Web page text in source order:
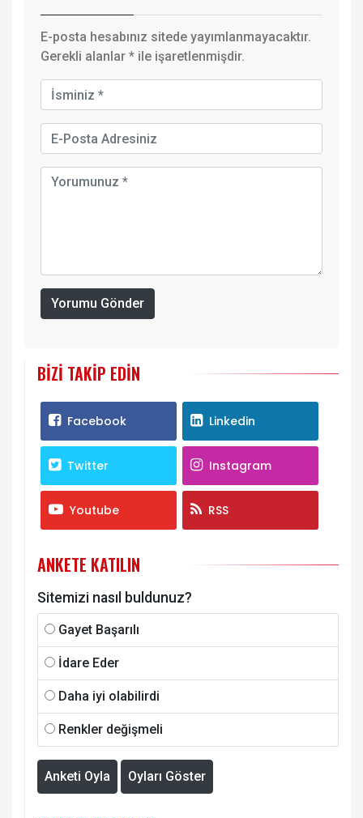
E-posta hesabınız sitede yayımlanmayacaktır.
Gerekli alanlar * ile işaretlenmişdir.
Yorumu Gönder
BIZI TAKIP EDIN
Facebook Linkedin
Twitter Instagram
Youtube RSS
ANKETE KATILIN
Sitemizi nasıl buldunuz?
Gayet Başarılı
İdare Eder
Daha iyi olabilirdi
Renkler değişmeli
Anketi Oyla Oyları Göster